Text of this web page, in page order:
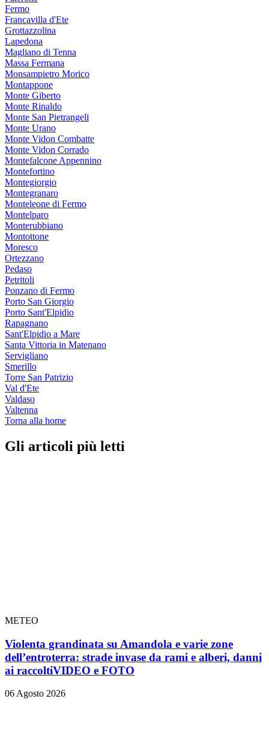
Fermo
Francavilla d'Ete
Grottazzolina
Lapedona
Magliano di Tenna
Massa Fermana
Monsampietro Morico
Montappone
Monte Giberto
Monte Rinaldo
Monte San Pietrangeli
Monte Urano
Monte Vidon Combatte
Monte Vidon Corrado
Montefalcone Appennino
Montefortino
Montegiorgio
Montegranaro
Monteleone di Fermo
Montelparo
Monterubbiano
Montottone
Moresco
Ortezzano
Pedaso
Petritoli
Ponzano di Fermo
Porto San Giorgio
Porto Sant'Elpidio
Rapagnano
Sant'Elpidio a Mare
Santa Vittoria in Matenano
Servigliano
Smerillo
Torre San Patrizio
Val d'Ete
Valdaso
Valtenna
Torna alla home
Gli articoli più letti
METEO
Violenta grandinata su Amandola e varie zone
dell’entroterra: strade invase da rami e alberi, danni
ai raccoltiVIDEO e FOTO
06 Agosto 2026